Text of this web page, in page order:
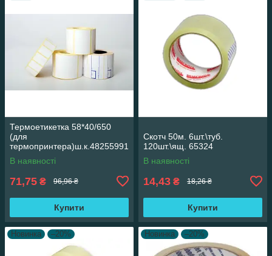
Термоетикетка 58*40/650
(для
термопринтера)ш.к.48255991
73364 38315
В наявності
71,75 ₴ 96,96 ₴
Купити
Скотч 50м. 6шт.\туб.
120шт.\ящ. 65324
В наявності
14,43 ₴ 18,26 ₴
Купити
Новинка –20% Новинка –20%